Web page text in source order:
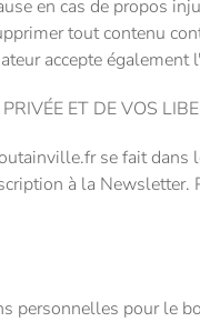
en cas de propos
tout contenu
accepte
ET DE VOS
se fait
à la
pour le